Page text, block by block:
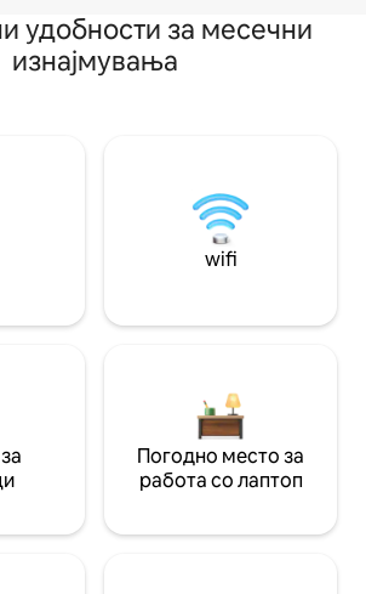
удобности за месечни
изнајмувања
wifi
Погодно место за
работа со лаптоп